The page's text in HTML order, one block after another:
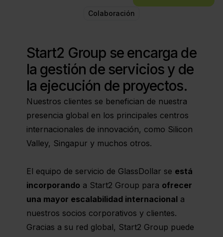
Colaboración
Start2 Group se encarga de
la gestión de servicios y de
la ejecución de proyectos.
Nuestros clientes se benefician de nuestra
presencia global en los principales centros
internacionales de innovación, como Silicon
Valley, Singapur y muchos otros.
El equipo de servicio de GlassDollar se está
incorporando a Start2 Group para ofrecer
una mayor escalabilidad internacionala
nuestros socios corporativos y clientes.
Gracias a su red global, Start2 Group puede